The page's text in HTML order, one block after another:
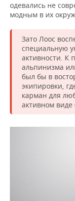
одевались не
модным в их
Зато Лоос
специальную
активности. К
альпинизма
был бы в
экипировки,
карман для
активном виде